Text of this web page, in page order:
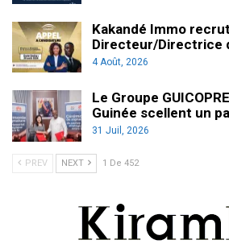
Kakandé Immo
Directeur/Directrice
4 Août, 2026
Le Groupe
Guinée scellent un
31 Juil, 2026
PREV NEXT 1 De 452